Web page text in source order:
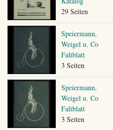
29 Seiten
Speiermann,
Weigel u. Co
Faltblatt
3 Seiten
Speiermann,
Weigel u. Co
Faltblatt
3 Seiten